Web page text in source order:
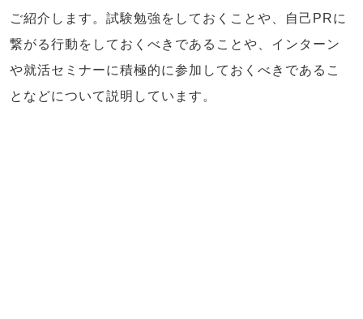
ご紹介します。試験勉強をしておくことや、自己PRに
繋がる行動をしておくべきであることや、インターン
や就活セミナーに積極的に参加しておくべきであるこ
となどについて説明しています。